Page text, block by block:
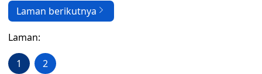
Laman berikutnya
Laman:
1 2